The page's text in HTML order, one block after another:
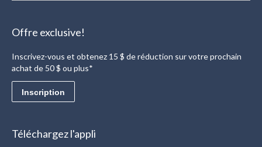
Offre exclusive!
Inscrivez-vous et obtenez 15 $ de réduction sur votre prochain
achat de 50 $ ou plus*
Inscription
Téléchargez l'appli